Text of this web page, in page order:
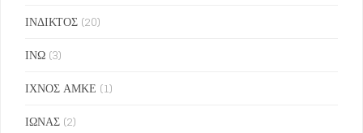
ΙΝΔΙΚΤΟΣ (20)
ΙΝΩ (3)
ΙΧΝΟΣ ΑΜΚΕ (1)
ΙΩΝΑΣ (2)